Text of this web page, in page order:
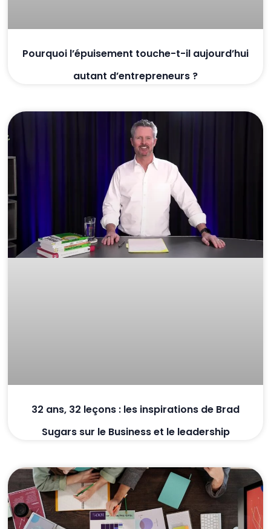
Pourquoi l’épuisement touche-t-il aujourd’hui
autant d’entrepreneurs ?
32 ans, 32 leçons : les inspirations de Brad
Sugars sur le Business et le leadership